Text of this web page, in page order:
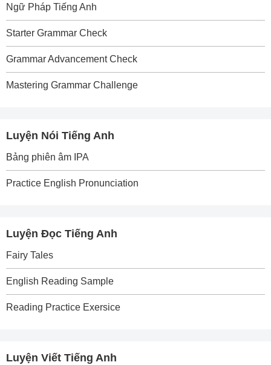
Ngữ Pháp Tiếng Anh
Starter Grammar Check
Grammar Advancement Check
Mastering Grammar Challenge
Luyện Nói Tiếng Anh
Bảng phiên âm IPA
Practice English Pronunciation
Luyện Đọc Tiếng Anh
Fairy Tales
English Reading Sample
Reading Practice Exersice
Luyện Viết Tiếng Anh